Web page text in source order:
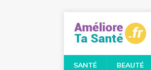
SANTÉ BEAUTÉ